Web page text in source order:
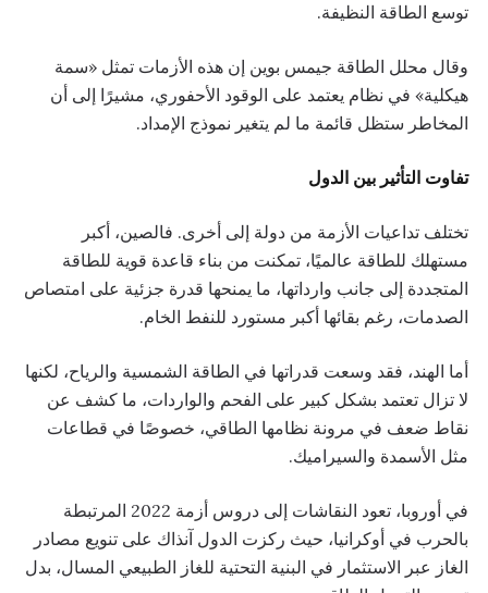
توسع الطاقة النظيفة.
وقال محلل الطاقة جيمس بوين إن هذه الأزمات تمثل «سمة
هيكلية» في نظام يعتمد على الوقود الأحفوري، مشيرًا إلى أن
المخاطر ستظل قائمة ما لم يتغير نموذج الإمداد.
تفاوت التأثير بين الدول
تختلف تداعيات الأزمة من دولة إلى أخرى. فالصين، أكبر
مستهلك للطاقة عالميًا، تمكنت من بناء قاعدة قوية للطاقة
المتجددة إلى جانب وارداتها، ما يمنحها قدرة جزئية على امتصاص
الصدمات، رغم بقائها أكبر مستورد للنفط الخام.
أما الهند، فقد وسعت قدراتها في الطاقة الشمسية والرياح، لكنها
لا تزال تعتمد بشكل كبير على الفحم والواردات، ما كشف عن
نقاط ضعف في مرونة نظامها الطاقي، خصوصًا في قطاعات
مثل الأسمدة والسيراميك.
في أوروبا، تعود النقاشات إلى دروس أزمة 2022 المرتبطة
بالحرب في أوكرانيا، حيث ركزت الدول آنذاك على تنويع مصادر
الغاز عبر الاستثمار في البنية التحتية للغاز الطبيعي المسال، بدل